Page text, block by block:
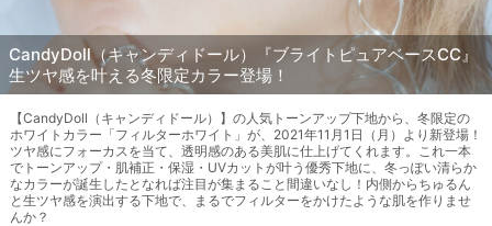
CandyDoll（キャンディドール）『ブライトピュアベースCC』
生ツヤ感を叶える冬限定カラー登場！
【CandyDoll（キャンディドール）】の人気トーンアップ下地から、冬限定の
ホワイトカラー「フィルターホワイト」が、2021年11月1日（月）より新登場！
ツヤ感にフォーカスを当て、透明感のある美肌に仕上げてくれます。これ一本
でトーンアップ・肌補正・保湿・UVカットが叶う優秀下地に、冬っぽい清らか
なカラーが誕生したとなれば注目が集まること間違いなし！内側からちゅるん
と生ツヤ感を演出する下地で、まるでフィルターをかけたような肌を作りませ
んか？